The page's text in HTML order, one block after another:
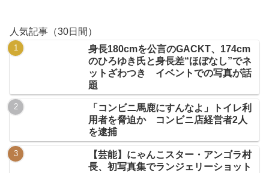
人気記事（30日間）
身長180cmを公言のGACKT、174cm
のひろゆき氏と身長差“ほぼなし”でネ
ットざわつき イベントでの写真が話
題
「コンビニ馬鹿にすんなよ」トイレ利
用者を脅迫か コンビニ店経営者2人
を逮捕
【芸能】にゃんこスター・アンゴラ村
長、初写真集でランジェリーショット